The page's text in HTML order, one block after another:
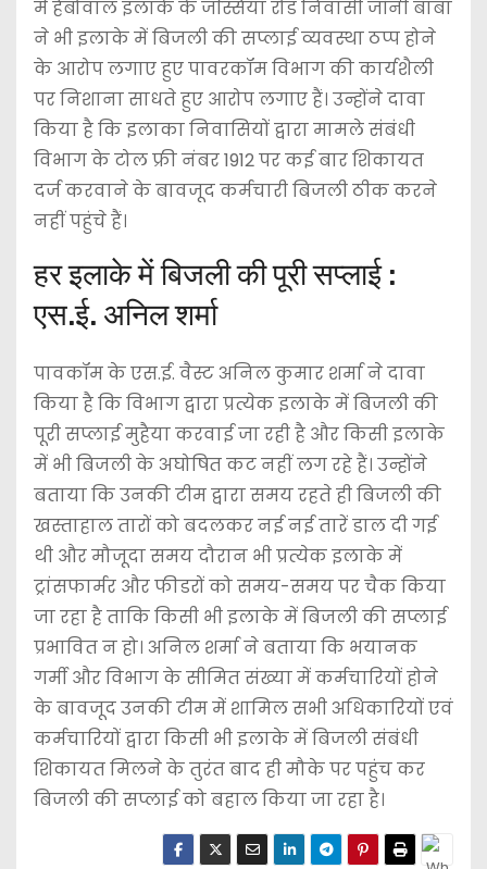
में हैबोवाल इलाके के जस्सियां रोड निवासी जॉनी बाबा
ने भी इलाके में बिजली की सप्लाई व्यवस्था ठप्प होने
के आरोप लगाए हुए पावरकॉम विभाग की कार्यशैली
पर निशाना साधते हुए आरोप लगाए हैं। उन्होंने दावा
किया है कि इलाका निवासियों द्वारा मामले संबंधी
विभाग के टोल फ्री नंबर 1912 पर कई बार शिकायत
दर्ज करवाने के बावजूद कर्मचारी बिजली ठीक करने
नहीं पहुंचे हैं।
हर इलाके में बिजली की पूरी सप्लाई :
एस.ई. अनिल शर्मा
पावकॉम के एस.ई. वैस्ट अनिल कुमार शर्मा ने दावा
किया है कि विभाग द्वारा प्रत्येक इलाके में बिजली की
पूरी सप्लाई मुहैया करवाई जा रही है और किसी इलाके
में भी बिजली के अघोषित कट नहीं लग रहे हैं। उन्होंने
बताया कि उनकी टीम द्वारा समय रहते ही बिजली की
खस्ताहाल तारों को बदलकर नई नई तारें डाल दी गई
थी और मौजूदा समय दौरान भी प्रत्येक इलाके में
ट्रांसफार्मर और फीडरों को समय-समय पर चैक किया
जा रहा है ताकि किसी भी इलाके में बिजली की सप्लाई
प्रभावित न हो। अनिल शर्मा ने बताया कि भयानक
गर्मी और विभाग के सीमित संख्या में कर्मचारियों होने
के बावजूद उनकी टीम में शामिल सभी अधिकारियों एवं
कर्मचारियों द्वारा किसी भी इलाके में बिजली संबंधी
शिकायत मिलने के तुरंत बाद ही मौके पर पहुंच कर
बिजली की सप्लाई को बहाल किया जा रहा है।